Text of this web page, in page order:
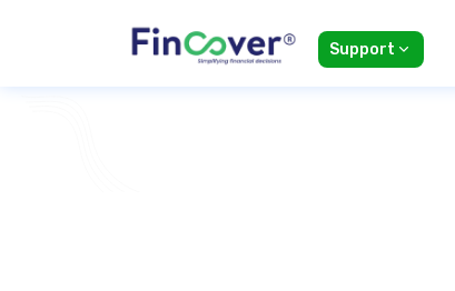
Support